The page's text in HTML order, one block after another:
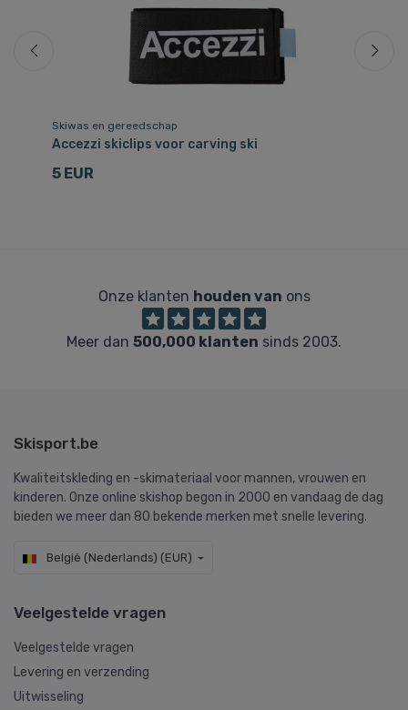
Skiwas en gereedschap
Accezzi skiclips voor carving ski
5 EUR
Onze klanten houden van ons
Meer dan 500,000 klanten sinds 2003.
Skisport.be
Kwaliteitskleding en -skimateriaal voor mannen, vrouwen en
kinderen. Onze online skishop begon in 2000 en vandaag de dag
bieden we meer dan 80 bekende merken met snelle levering.
België (Nederlands) (EUR)
Veelgestelde vragen
Veelgestelde vragen
Levering en verzending
Uitwisseling